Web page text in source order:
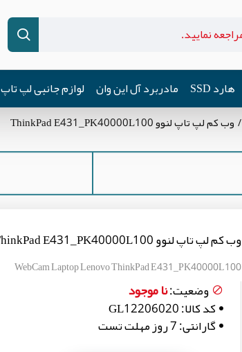
هارد SSD مادربرد آل این وان لوازم جانبی لپ تاپ
وب کم لپ تاپ لنوو ThinkPad E431_PK40000L100
وب کم لپ تاپ لنوو ThinkPad E431_PK40000L100
WebCam Laptop Lenovo ThinkPad E431_PK40000L100
وضعیت:نا موجود
کد کالا:GL12206020
گارانتی:7 روز مهلت تست